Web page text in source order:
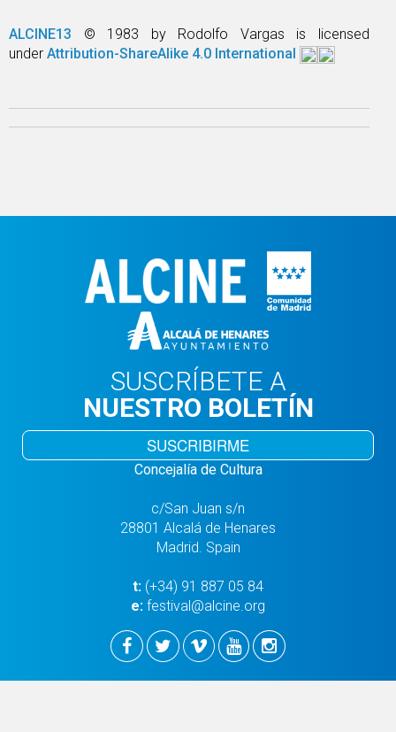
ALCINE13 © 1983 by Rodolfo Vargas is licensed
under Attribution-ShareAlike 4.0 International
SUSCRÍBETE A
NUESTRO BOLETÍN
SUSCRIBIRME
Concejalía de Cultura
c/San Juan s/n
28801 Alcalá de Henares
Madrid. Spain
t: (+34) 91 887 05 84
e: festival@alcine.org